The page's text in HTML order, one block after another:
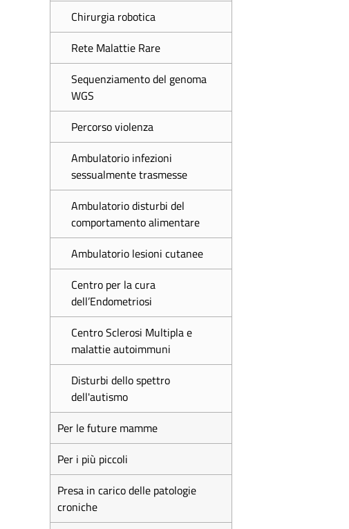
Chirurgia robotica
Rete Malattie Rare
Sequenziamento del genoma
WGS
Percorso violenza
Ambulatorio infezioni
sessualmente trasmesse
Ambulatorio disturbi del
comportamento alimentare
Ambulatorio lesioni cutanee
Centro per la cura
dell’Endometriosi
Centro Sclerosi Multipla e
malattie autoimmuni
Disturbi dello spettro
dell'autismo
Per le future mamme
Per i più piccoli
Presa in carico delle patologie
croniche